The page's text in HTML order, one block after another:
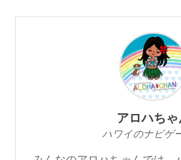
アロハちゃ
ハワイのナビゲ